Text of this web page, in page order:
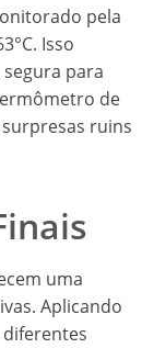
pela
Isso
para
de
ruins
uma
Aplicando